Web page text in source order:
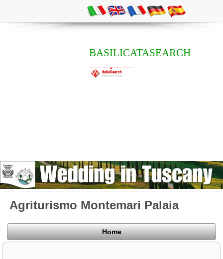
BASILICATASEARCH
Agriturismo Montemari Palaia
Home